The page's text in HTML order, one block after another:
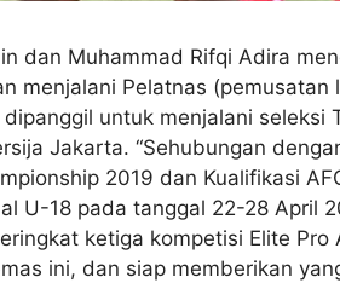
dan Muhammad Rifqi Adira
menjalani Pelatnas
untuk menjalani
Jakarta. “Sehubungan
2019 dan Kualifikasi
U-18 pada tanggal 22-28 April
ketiga kompetisi Elite
ini, dan siap memberikan